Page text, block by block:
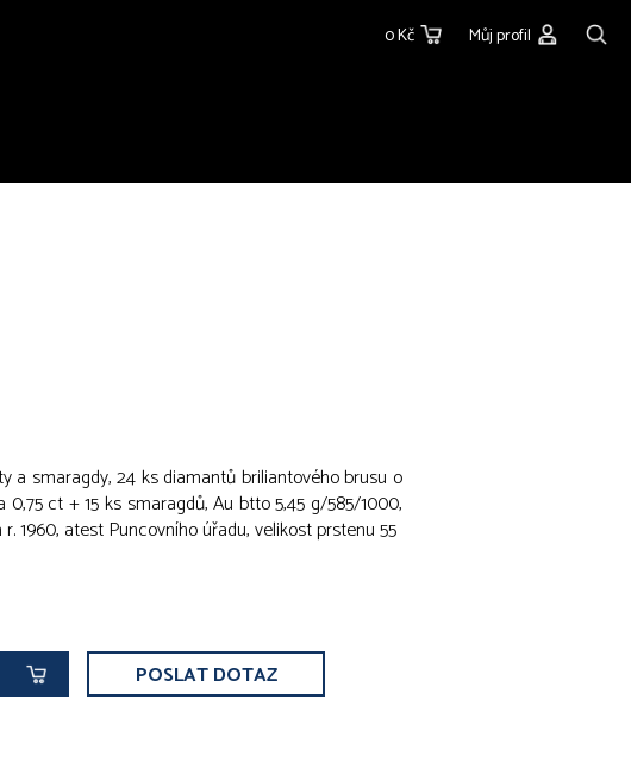
0 Kč Můj profil
a smaragdy, 24 ks diamantů briliantového brusu o
ct + 15 ks smaragdů, Au btto 5,45 g/585/1000,
1960, atest Puncovního úřadu, velikost prstenu 55
POSLAT DOTAZ